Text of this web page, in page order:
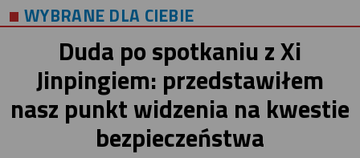
WYBRANE DLA CIEBIE
Duda po spotkaniu z Xi
Jinpingiem: przedstawiłem
nasz punkt widzenia na kwestie
bezpieczeństwa